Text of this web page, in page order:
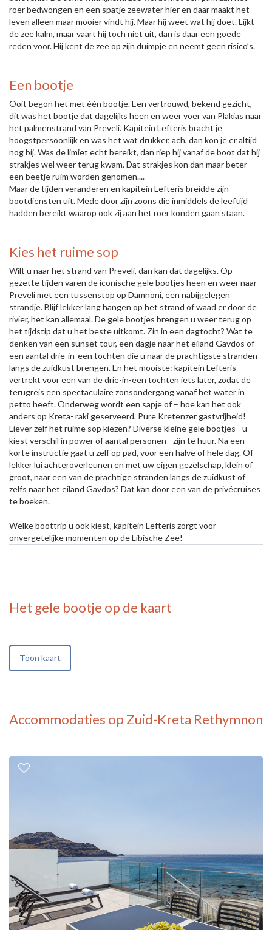
roer bedwongen en een spatje zeewater hier en daar maakt het
leven alleen maar mooier vindt hij. Maar hij weet wat hij doet. Lijkt
de zee kalm, maar vaart hij toch niet uit, dan is daar een goede
reden voor. Hij kent de zee op zijn duimpje en neemt geen risico’s.
Een bootje
Ooit begon het met één bootje. Een vertrouwd, bekend gezicht,
dit was het bootje dat dagelijks heen en weer voer van Plakias naar
het palmenstrand van Preveli. Kapitein Lefteris bracht je
hoogstpersoonlijk en was het wat drukker, ach, dan kon je er altijd
nog bij. Was de limiet echt bereikt, dan riep hij vanaf de boot dat hij
strakjes wel weer terug kwam. Dat strakjes kon dan maar beter
een beetje ruim worden genomen....
Maar de tijden veranderen en kapitein Lefteris breidde zijn
bootdiensten uit. Mede door zijn zoons die inmiddels de leeftijd
hadden bereikt waarop ook zij aan het roer konden gaan staan.
Kies het ruime sop
Wilt u naar het strand van Preveli, dan kan dat dagelijks. Op
gezette tijden varen de iconische gele bootjes heen en weer naar
Preveli met een tussenstop op Damnoni, een nabijgelegen
strandje. Blijf lekker lang hangen op het strand of waad er door de
rivier, het kan allemaal. De gele bootjes brengen u weer terug op
het tijdstip dat u het beste uitkomt. Zin in een dagtocht? Wat te
denken van een sunset tour, een dagje naar het eiland Gavdos of
een aantal drie-in-een tochten die u naar de prachtigste stranden
langs de zuidkust brengen. En het mooiste: kapitein Lefteris
vertrekt voor een van de drie-in-een tochten iets later, zodat de
terugreis een spectaculaire zonsondergang vanaf het water in
petto heeft. Onderweg wordt een sapje of – hoe kan het ook
anders op Kreta- raki geserveerd. Pure Kretenzer gastvrijheid!
Liever zelf het ruime sop kiezen? Diverse kleine gele bootjes - u
kiest verschil in power of aantal personen - zijn te huur. Na een
korte instructie gaat u zelf op pad, voor een halve of hele dag. Of
lekker lui achteroverleunen en met uw eigen gezelschap, klein of
groot, naar een van de prachtige stranden langs de zuidkust of
zelfs naar het eiland Gavdos? Dat kan door een van de privécruises
te boeken.
Welke boottrip u ook kiest, kapitein Lefteris zorgt voor
onvergetelijke momenten op de Libische Zee!
Het gele bootje op de kaart
Toon kaart
Accommodaties op Zuid-Kreta Rethymnon